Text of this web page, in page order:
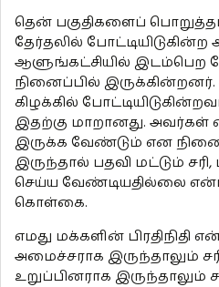
தென் பகுதிகளைப்
தேர்தலில்
ஆளுங்கட்சியில் இடம்பெற
நினைப்பில்
கிழக்கில்
இதற்கு மாறானது. அவர்கள்
இருக்க வேண்டும் என
இருந்தால் பதவி மட்டும் சரி,
செய்ய வேண்டியதில்லை
கொள்கை.
எமது மக்களின் பிரதிநிதி
அமைச்சராக இருந்தாலும்
உறுப்பினராக இருந்தாலும்